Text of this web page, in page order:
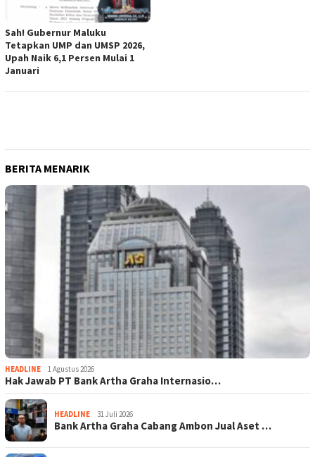
Sah! Gubernur Maluku
Tetapkan UMP dan UMSP 2026,
Upah Naik 6,1 Persen Mulai 1
Januari
BERITA MENARIK
HEADLINE 1 Agustus 2026
Hak Jawab PT Bank Artha Graha Internasio…
HEADLINE 31 Juli 2026
Bank Artha Graha Cabang Ambon Jual Aset …